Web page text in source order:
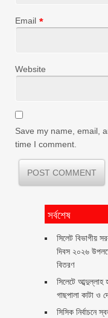
Email *
Website
Save my name, email,
time I comment.
সর্বশেষ
সিলেট বিভাগীয়
দিবস ২০২৬
বিতরণ ‎ ‎
সিলেটে আব্দুল্লাহ
গাছপালা কাটা ও
সিসিক নির্বাচনে